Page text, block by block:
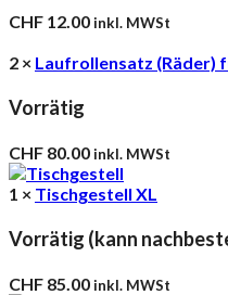
CHF 12.00inkl. MWSt
2 × Laufrollensatz (Räder)
Vorrätig
CHF 80.00inkl. MWSt
1 × Tischgestell XL
Vorrätig (kann
CHF 85.00inkl. MWSt